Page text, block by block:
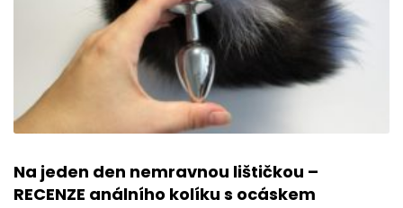
Na jeden den nemravnou lištičkou –
RECENZE análního kolíku s ocáskem